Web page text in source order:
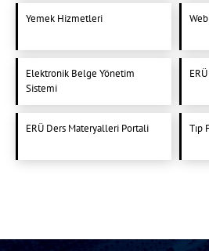
Yemek Hizmetleri
Elektronik Belge Yönetim
Sistemi
ERÜ Ders Materyalleri Portali Tıp